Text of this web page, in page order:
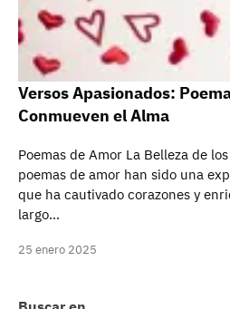
Versos Apasionados:
Conmueven el Alma
Poemas de Amor La Belleza de
poemas de amor han sido una
que ha cautivado corazones y
largo…
25 enero 2025